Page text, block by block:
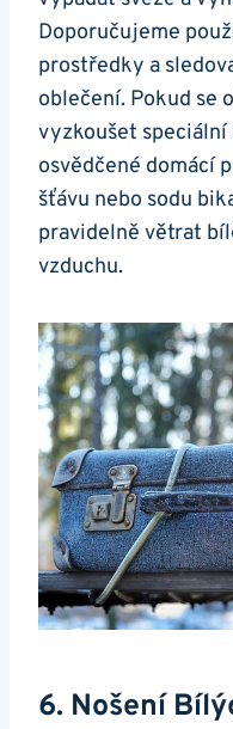
Doporučujeme
prostředky a‌
oblečení. Pokud se
vyzkoušet
osvědčené domácí
šťávu nebo sodu
pravidelně větrat‌
vzduchu.
6. Nošení⁢